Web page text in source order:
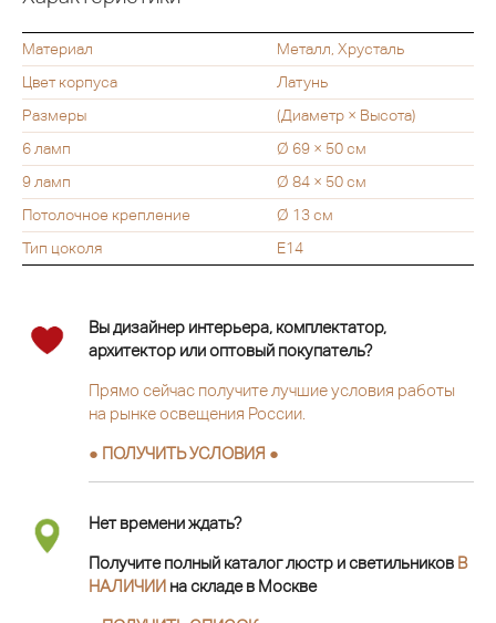
Материал
Металл, Хрусталь
Цвет корпуса
Латунь
Размеры
(Диаметр × Высота)
6 ламп
Ø 69 × 50 см
9 ламп
Ø 84 × 50 см
Потолочное крепление
Ø 13 см
Тип цоколя
E14
Вы дизайнер интерьера, комплектатор,
архитектор или оптовый покупатель?
Прямо сейчас получите лучшие условия работы
на рынке освещения России.
● ПОЛУЧИТЬ УСЛОВИЯ ●
Нет времени ждать?
Получите полный каталог люстр и светильников В
НАЛИЧИИ на складе в Москве